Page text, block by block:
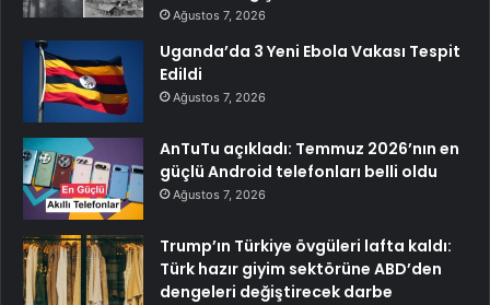
Ağustos 7, 2026
Uganda’da 3 Yeni Ebola Vakası Tespit
Edildi
Ağustos 7, 2026
AnTuTu açıkladı: Temmuz 2026’nın en
güçlü Android telefonları belli oldu
Ağustos 7, 2026
Trump’ın Türkiye övgüleri lafta kaldı:
Türk hazır giyim sektörüne ABD’den
dengeleri değiştirecek darbe